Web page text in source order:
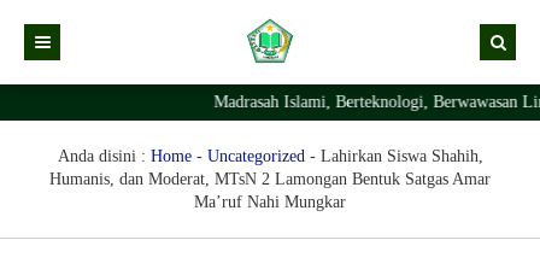
Kabar Madrasah
Profil Madrasah
Sejarah Berdirinya Madrasah
Layanan Digital
Madrasah Islami, Berteknologi, Berwawasan
Anda disini : Home- Uncategorized- Lahirkan Siswa Shahih,
Humanis, dan Moderat, MTsN 2 Lamongan Bentuk Satgas Amar
Ma’ruf Nahi Mungkar